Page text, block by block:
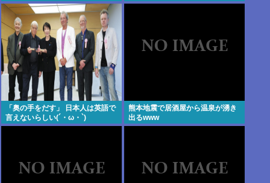
「奥の手をだす」 日本人は英語で
言えないらしい(´・ω・`)
熊本地震で居酒屋から温泉が湧き
出るwww